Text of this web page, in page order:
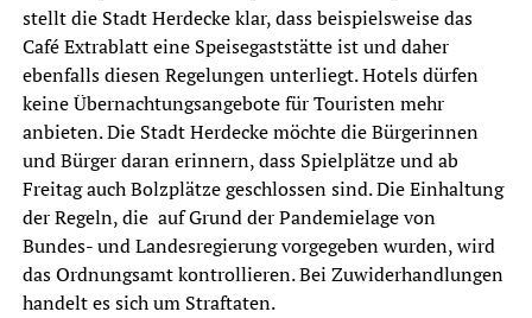
stellt die Stadt Herdecke klar, dass beispielsweise das
Café Extrablatt eine Speisegaststätte ist und daher
ebenfalls diesen Regelungen unterliegt. Hotels dürfen
keine Übernachtungsangebote für Touristen mehr
anbieten. Die Stadt Herdecke möchte die Bürgerinnen
und Bürger daran erinnern, dass Spielplätze und ab
Freitag auch Bolzplätze geschlossen sind. Die Einhaltung
der Regeln, die auf Grund der Pandemielage von
Bundes- und Landesregierung vorgegeben wurden, wird
das Ordnungsamt kontrollieren. Bei Zuwiderhandlungen
handelt es sich um Straftaten.